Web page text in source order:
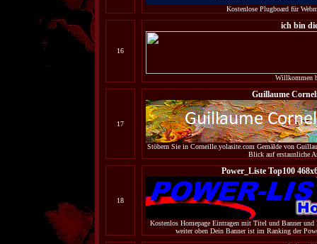
Kostenlose Plugboard für
16
ich bin
Willkommen
17
Guillaume
Stöbern Sie in Corneille.yolasite.com Gemälde von
Blick auf erstaunliche
18
Power_Liste Top100
Kostenlos Homepage Eintragen mit Titel und Banner
weiter oben Dein Banner ist im Ranking der